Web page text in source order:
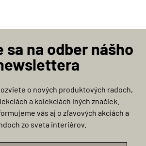
sa na odber nášho
o nových produktových radoch,
a kolekciách iných značiek.
vás aj o zľavových akciách a
zo sveta interiérov.